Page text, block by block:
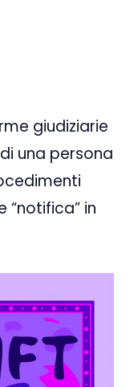
giudiziarie
una persona
“notifica” in